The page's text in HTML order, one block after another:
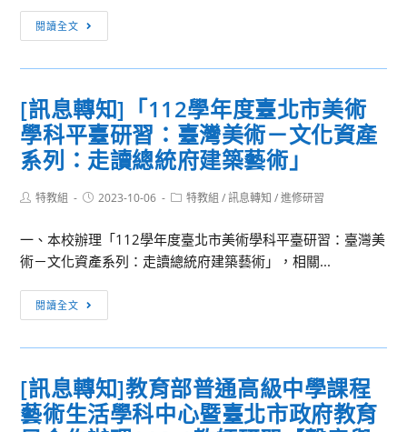
士
甄
試。
土
樂
教
育
力
作
坊
研
閱讀全文
息
轉
國
立
彰
化
師
大
學
究
113
學
[訊息轉知]「112學年度臺北市美術
學科平臺研習：臺灣美術－文化資產
系列：走讀總統府建築藝術」
Post特教組
Post2023-10-06
Post特教組 / 訊息轉知 / 進修研習
一、本校辦理「112學年度臺北市美術學科平臺研習：臺灣美
術－文化資產系列：走讀總統府建築藝術」，相關...
閱讀全文
息
轉
「112
學
[訊息轉知]教育部普通高級中學課程
藝術生活學科中心暨臺北市政府教育